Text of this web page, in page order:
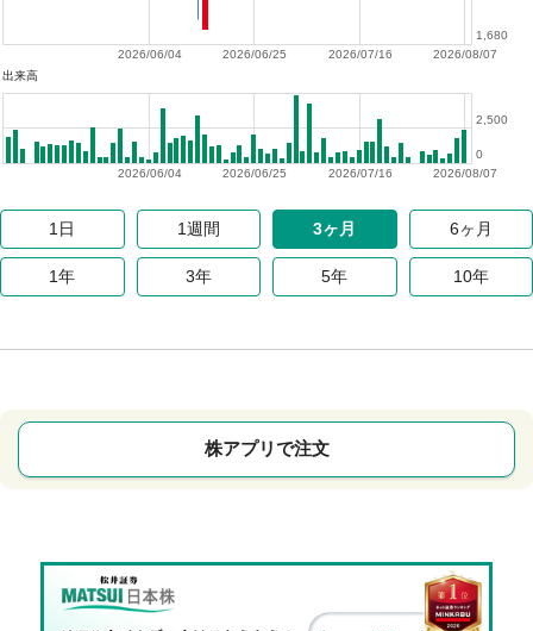
2026/08/07
2026/07/16
2026/06/25
2026/06/04
1,680
出来高
2026/08/07
2026/07/16
2026/06/25
2026/06/04
0
2,500
1日 1週間 3ヶ月 6ヶ月
1年 3年 5年 10年
株アプリで注文